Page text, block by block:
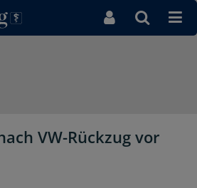
VW-Rückzug vor